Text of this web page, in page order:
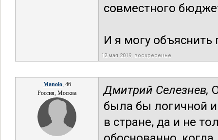
совместного
И я могу объяснить
12 мая 2019, воскресенье
Manolo, 46
Россия, Москва
Дмитрий Селезнев,
была бы логичной
в стране, да и не